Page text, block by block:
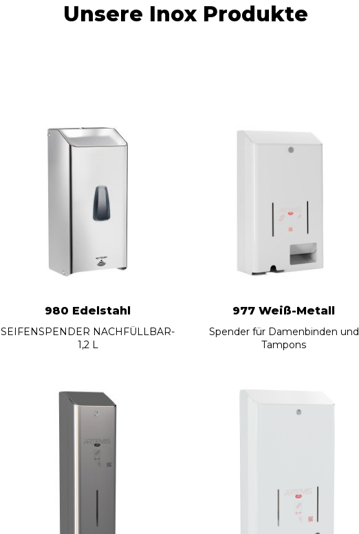
Unsere Inox Produkte
980 Edelstahl
SEIFENSPENDER NACHFÜLLBAR-
1,2 L
977 Weiß-Metall
Spender für Damenbinden und
Tampons